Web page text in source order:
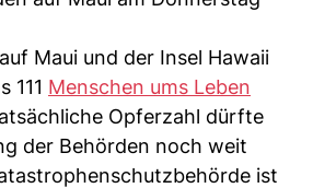
auf Maui und der Insel Hawaii
111 Menschen ums Leben
Opferzahl dürfte
der Behörden noch weit
ist